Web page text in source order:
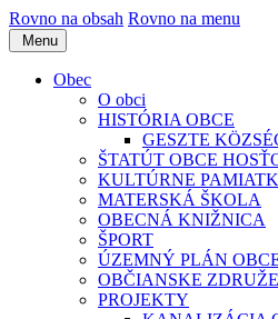
Rovno na obsah Rovno na menu
Menu
Obec
O obci
HISTÓRIA OBCE
GESZTE
ŠTATÚT OBCE
KULTÚRNE
MATERSKÁ ŠKOLA
OBECNÁ KNIŽNICA
ŠPORT
ÚZEMNÝ PLÁN
OBČIANSKE
PROJEKTY